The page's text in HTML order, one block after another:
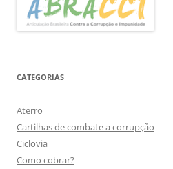
CATEGORIAS
Aterro
Cartilhas de combate a corrupção
Ciclovia
Como cobrar?